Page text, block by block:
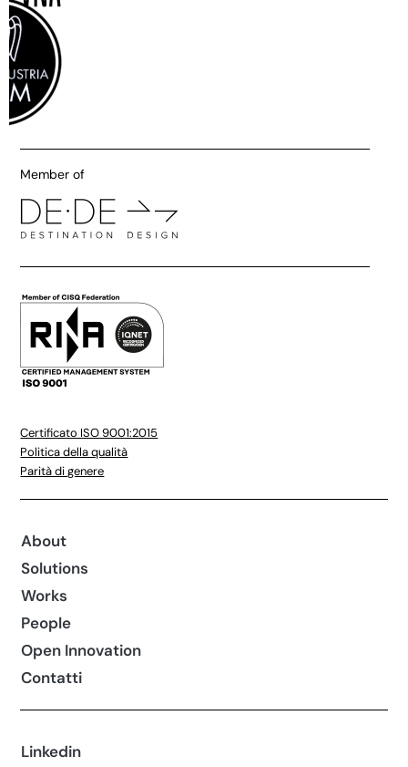
Member of
Certificato ISO 9001:2015
Politica della qualità
Parità di genere
About
Solutions
Works
People
Open Innovation
Contatti
Linkedin